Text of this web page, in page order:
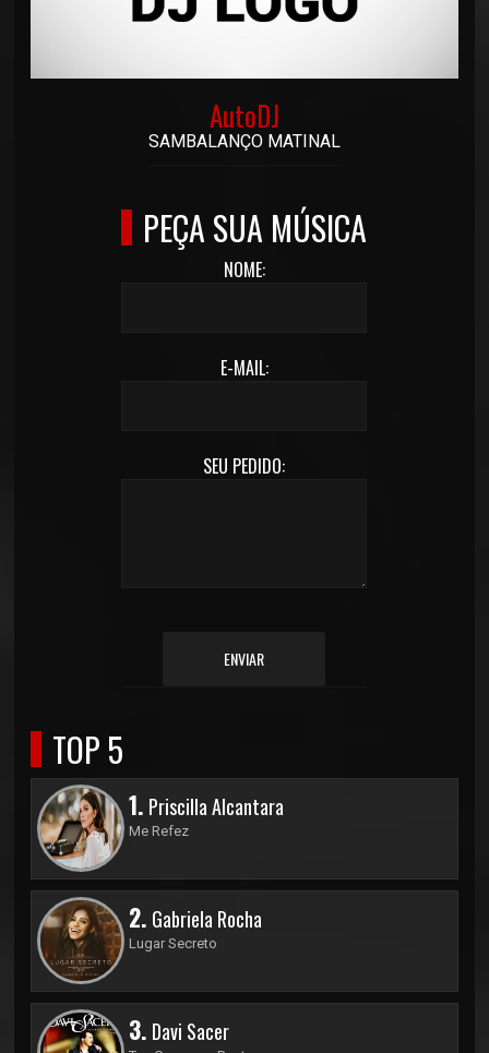
AutoDJ
SAMBALANÇO MATINAL
PEÇA SUA MÚSICA
NOME:
E-MAIL:
SEU PEDIDO:
ENVIAR
TOP 5
1. Priscilla Alcantara
Me Refez
2. Gabriela Rocha
Lugar Secreto
3. Davi Sacer